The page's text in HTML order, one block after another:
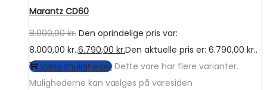
Marantz CD60
8.000,00kr. Den oprindelige pris var:
8.000,00 kr..6.790,00 kr.Den aktuelle pris er: 6.790,00 kr..
Vælg muligheder Dette vare har flere varianter.
Mulighederne kan vælges på varesiden